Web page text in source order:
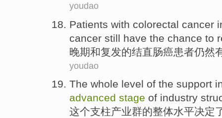
youdao
Patients with colorectal cancer
cancer still have the chance to
晚期和复发的结直肠癌患者仍然
youdao
The whole level of the support
advanced stage of industry
这个支柱产业群的整体水平决定